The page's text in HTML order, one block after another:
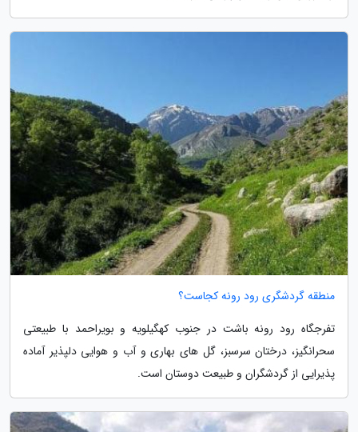
منطقه گردشگری رود رونه کجاست؟
تفرجگاه رود رونه باشت در جنوب کهگیلویه و بویراحمد با طبیعتی
سحرانگیز، درختان سرسبز، گل های بهاری و آب و هوایی دلپذیر آماده
پذیرایی از گردشگران و طبیعت دوستان است.